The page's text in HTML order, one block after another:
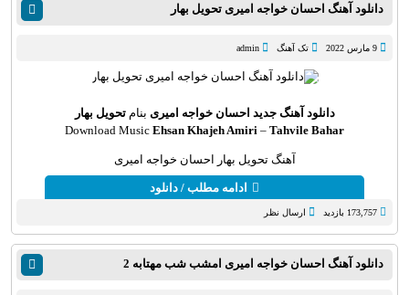
دانلود آهنگ احسان خواجه امیری تحویل بهار
9 مارس 2022 تک آهنگ admin
دانلود آهنگ جدید احسان خواجه امیری بنامتحویل بهار
Download Music Ehsan Khajeh Amiri – Tahvile Bahar
آهنگ تحویل بهار احسان خواجه امیری
ادامه مطلب / دانلود
173,757 بازدید ارسال نظر
دانلود آهنگ احسان خواجه امیری امشب شب مهتابه 2